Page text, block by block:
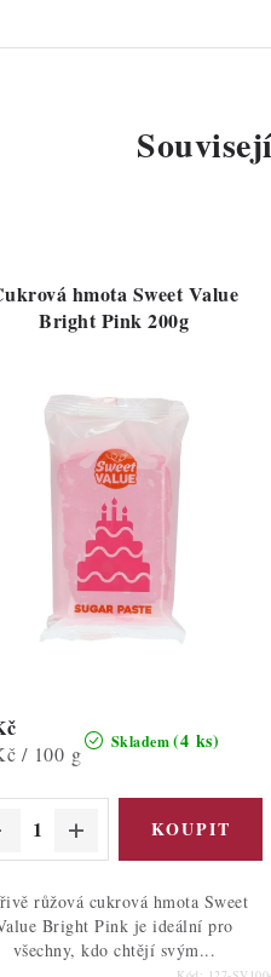
hmota Sweet Value
Bright Pink 200g
Skladem(4 ks)
/ 100 g
růžová cukrová hmota Sweet
Bright Pink je ideální pro
všechny, kdo chtějí svým...